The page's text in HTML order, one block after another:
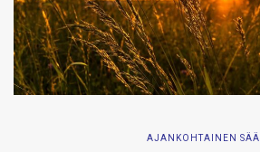
AJANKOHTAINEN SÄÄ